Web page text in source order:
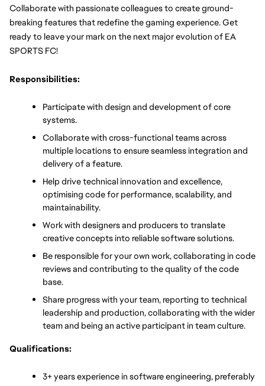
Collaborate with passionate colleagues to create ground-
breaking features that redefine the gaming experience. Get
ready to leave your mark on the next major evolution of EA
SPORTS FC!
Responsibilities:
Participate with design and development of core
systems.
Collaborate with cross-functional teams across
multiple locations to ensure seamless integration and
delivery of a feature.
Help drive technical innovation and excellence,
optimising code for performance, scalability, and
maintainability.
Work with designers and producers to translate
creative concepts into reliable software solutions.
Be responsible for your own work, collaborating in code
reviews and contributing to the quality of the code
base.
Share progress with your team, reporting to technical
leadership and production, collaborating with the wider
team and being an active participant in team culture.
Qualifications:
3+ years experience in software engineering, preferably